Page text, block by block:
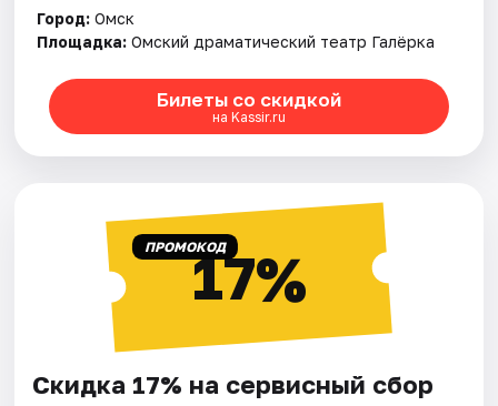
Город: Омск
Площадка: Омский драматический театр Галёрка
Билеты со скидкой
на Kassir.ru
ПРОМОКОД17%
Скидка 17% на сервисный сбор